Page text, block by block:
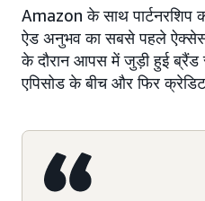
Amazon के साथ पार्टनरशिप
ऐड अनुभव का सबसे पहले
के दौरान आपस में जुड़ी हुई ब्रैंड
एपिसोड के बीच और फिर